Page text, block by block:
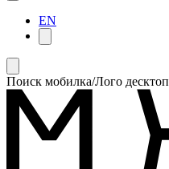
EN
Поиск мобилка/Лого десктоп